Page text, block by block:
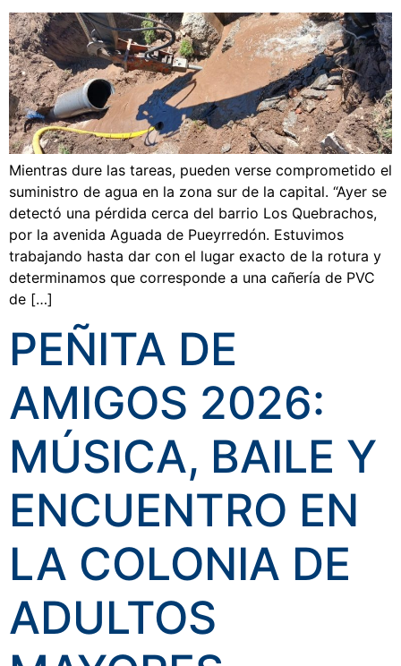
Mientras dure las tareas, pueden verse comprometido el
suministro de agua en la zona sur de la capital. “Ayer se
detectó una pérdida cerca del barrio Los Quebrachos,
por la avenida Aguada de Pueyrredón. Estuvimos
trabajando hasta dar con el lugar exacto de la rotura y
determinamos que corresponde a una cañería de PVC
de […]
PEÑITA DE
AMIGOS 2026:
MÚSICA, BAILE Y
ENCUENTRO EN
LA COLONIA DE
ADULTOS